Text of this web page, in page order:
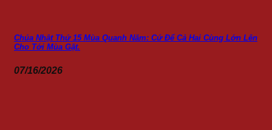
Chúa Nhật Thứ 15 Mùa Quanh Năm: Cứ Để Cả Hai Cùng Lớn Lên
Cho Tới Mùa Gặt.
07/16/2026